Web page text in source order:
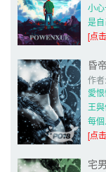
小
是
[点
昏
作者:
愛
王
每
[点
宅